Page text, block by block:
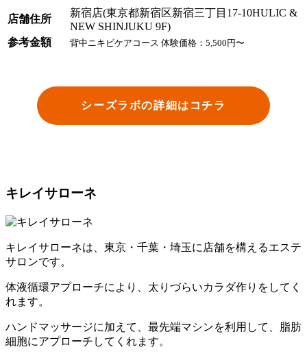
店舗住所
新宿店(東京都新宿区新宿三丁目17-10HULIC &
NEW SHINJUKU 9F)
参考金額
背中ニキビケアコース 体験価格：5,500円〜
シーズラボの詳細はコチラ
キレイサローネ
キレイサローネは、東京・千葉・埼玉に店舗を構えるエステ
サロンです。
体液循環アプローチにより、太りづらいカラダ作りをしてく
れます。
ハンドマッサージに加えて、最先端マシンを利用して、脂肪
細胞にアプローチしてくれます。